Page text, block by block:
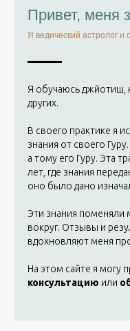
Привет, меня
Я ведический астролог и
Я обучаюсь джйотиш,
других.
В своего практике я
знания от своего
а тому его Гуру. Эта
лет, где знания
оно было дано
Эти знания поменяли
вокруг. Отзывы и
вдохновляют меня
На этом сайте я могу
консультацию или